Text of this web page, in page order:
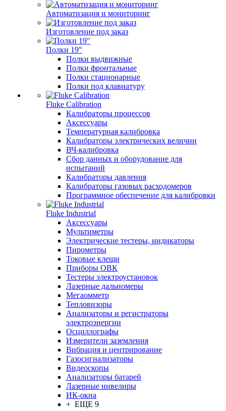
Автоматизация и мониторинг
Изготовление под заказ
Полки 19"
Полки выдвижные
Полки фронтальные
Полки стационарные
Полки под клавиатуру
Fluke Calibration
Калибраторы процессов
Аксессуары
Температурная калибровка
Калибраторы электрических величин
ВЧ-калибровка
Сбор данных и оборудование для
испытаний
Калибраторы давления
Калибраторы газовых расходомеров
Программное обеспечение для калибровки
Fluke Industrial
Аксессуары
Мультиметры
Электрические тестеры, индикаторы
Пирометры
Токовые клещи
Приборы ОВК
Тестеры электроустановок
Лазерные дальномеры
Мегаомметр
Тепловизоры
Анализаторы и регистраторы
электроэнергии
Осциллографы
Измерители заземления
Вибрация и центрирование
Газосигнализаторы
Видеоскопы
Анализаторы батарей
Лазерные нивелиры
ИК-окна
+ ЕЩЕ 9